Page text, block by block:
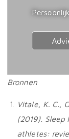
Bronnen
Vitale, K. C.,
(2019).
athletes: